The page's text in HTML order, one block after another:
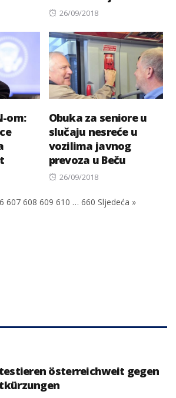
Posted
26/09/2018
om:
Obuka za seniore u
slučaju nesreće u
vozilima javnog
prevoza u Beču
Posted
26/09/2018
607 608 609 610 … 660 Sljedeća »
österreichweit gegen